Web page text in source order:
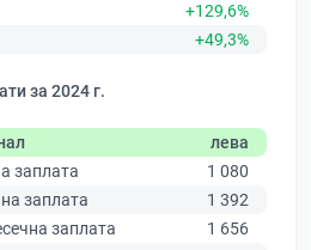
+129,6%
+49,3%
за 2024 г.
лева
заплата
1 080
заплата
1 392
заплата
1 656